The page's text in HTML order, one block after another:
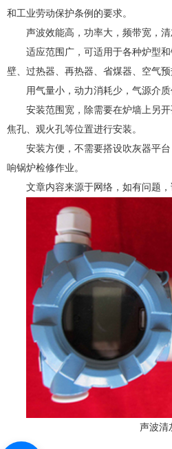
和工业劳动保护条例的要求。
声波效能高，功率大，频带宽，清
适应范围广，可适用于各种炉型
壁、过热器、再热器、省煤器、空气预
用气量小，动力消耗少，气源介
安装范围宽，除需要在炉墙上另
焦孔、观火孔等位置进行安装。
安装方便，不需要搭设吹灰器平
响锅炉检修作业。
文章内容来源于网络，如有问题，
声波清